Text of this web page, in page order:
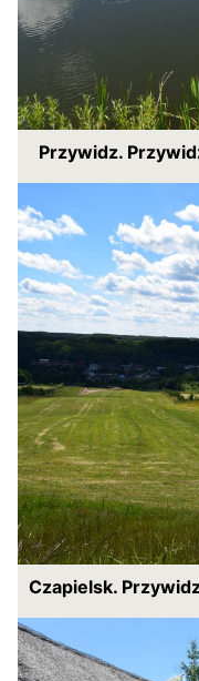
Przywidz.
Czapielsk.